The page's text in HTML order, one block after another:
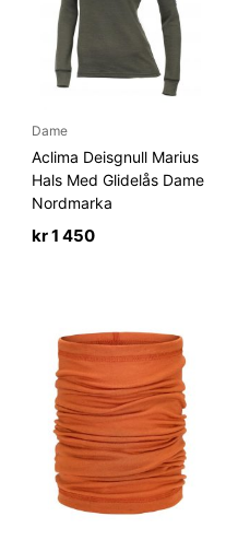
Dame
Aclima Deisgnull Marius
Hals Med Glidelås Dame
Nordmarka
kr1 450